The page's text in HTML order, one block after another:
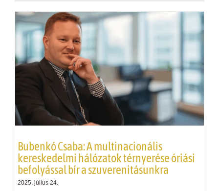
Bubenkó Csaba: A multinacionális
kereskedelmi hálózatok térnyerése óriási
befolyással bír a szuverenitásunkra
2025. július 24.